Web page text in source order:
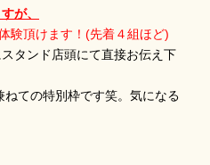
が、
験頂けます！(先着４組ほど)
タンド店頭にて直接お伝え下
ての特別枠です笑。気になる